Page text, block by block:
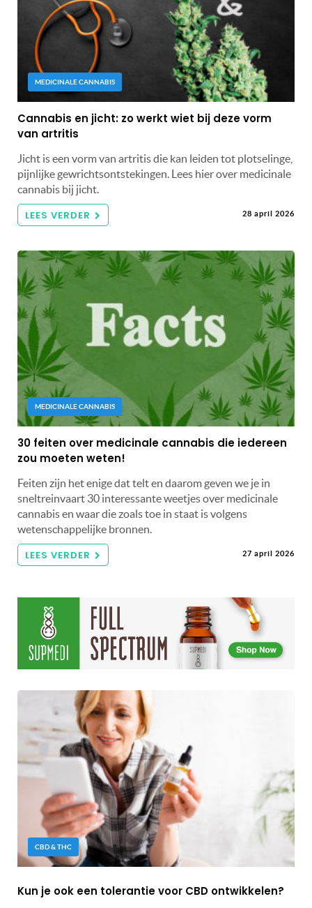
MEDICINALE CANNABIS
Cannabis en jicht: zo werkt wiet bij deze vorm
van artritis
Jicht is een vorm van artritis die kan leiden tot plotselinge,
pijnlijke gewrichtsontstekingen. Lees hier over medicinale
cannabis bij jicht.
LEES VERDER 28 april 2026
MEDICINALE CANNABIS
30 feiten over medicinale cannabis die iedereen
zou moeten weten!
Feiten zijn het enige dat telt en daarom geven we je in
sneltreinvaart 30 interessante weetjes over medicinale
cannabis en waar die zoals toe in staat is volgens
wetenschappelijke bronnen.
LEES VERDER 27 april 2026
CBD & THC
Kun je ook een tolerantie voor CBD ontwikkelen?